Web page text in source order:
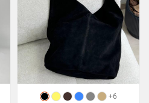
+6